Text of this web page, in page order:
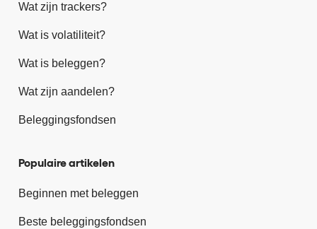
Wat zijn trackers?
Wat is volatiliteit?
Wat is beleggen?
Wat zijn aandelen?
Beleggingsfondsen
Populaire artikelen
Beginnen met beleggen
Beste beleggingsfondsen